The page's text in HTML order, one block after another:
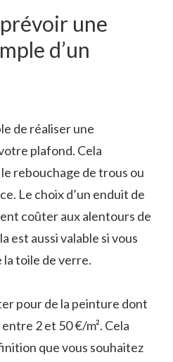
une
d’un
de réaliser une
plafond. Cela
rebouchage de trous ou
Le choix d’un enduit de
coûter aux alentours de
est aussi valable si vous
toile de verre.
pour de la peinture dont
2 et 50 €/m². Cela
que vous souhaitez